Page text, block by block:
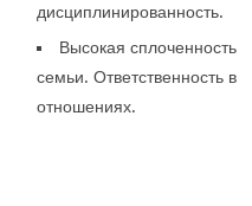
дисциплинированность.
Высокая сплоченность
семьи. Ответственность в
отношениях.